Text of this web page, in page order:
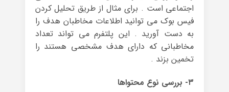
اجتماعی است . برای مثال از طریق تحلیل کردن
فیس بوک می توانید اطلاعات مخاطبان هدف را
به دست آورید . این پلتفرم می تواند تعداد
مخاطبانی که دارای هدف مشخصی هستند را
تخمین بزند .
۳- بررسی نوع محتواها